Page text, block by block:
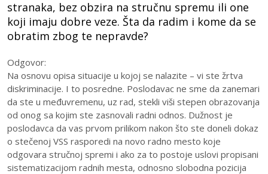
stranaka, bez obzira na stručnu spremu ili one
koji imaju dobre veze. Šta da radim i kome da se
obratim zbog te nepravde?
Odgovor:
Na osnovu opisa situacije u kojoj se nalazite – vi ste žrtva
diskriminacije. I to posredne. Poslodavac ne sme da zanemari
da ste u međuvremenu, uz rad, stekli viši stepen obrazovanja
od onog sa kojim ste zasnovali radni odnos. Dužnost je
poslodavca da vas prvom prilikom nakon što ste doneli dokaz
o stečenoj VSS rasporedi na novo radno mesto koje
odgovara stručnoj spremi i ako za to postoje uslovi propisani
sistematizacijom radnih mesta, odnosno slobodna pozicija